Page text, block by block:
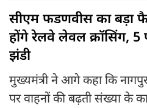
सीएम फडणवीस का बड़ा
होंगे रेलवे लेवल क्रॉसिंग, 5
झंडी
मुख्यमंत्री ने आगे कहा कि
पर वाहनों की बढ़ती संख्या के